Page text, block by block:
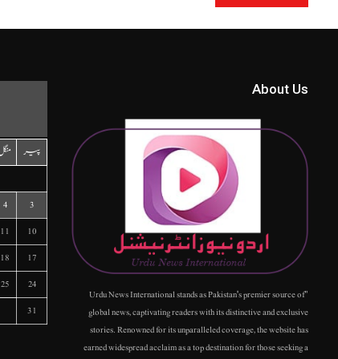
About Us
"Urdu News International stands as Pakistan's premier source of
global news, captivating readers with its distinctive and exclusive
stories. Renowned for its unparalleled coverage, the website has
earned widespread acclaim as a top destination for those seeking a
پیر
3
4
10
11
17
18
24
25
31